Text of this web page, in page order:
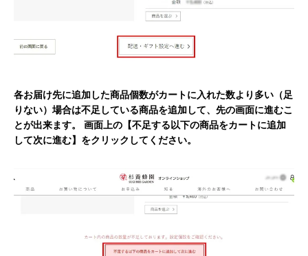
各お届け先に追加した商品個数がカートに入れた数より多い（足
りない）場合は不足している商品を追加して、先の画面に進むこ
とが出来ます。 画面上の【不足する以下の商品をカートに追加
して次に進む】をクリックしてください。